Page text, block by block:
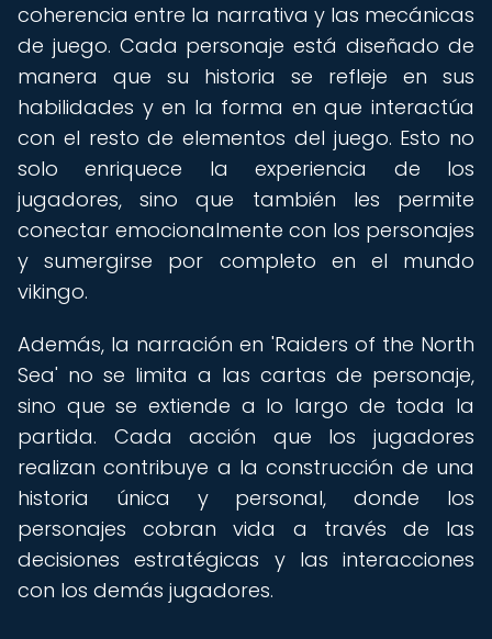
coherencia entre la narrativa y las mecánicas
de juego. Cada personaje está diseñado de
manera que su historia se refleje en sus
habilidades y en la forma en que interactúa
con el resto de elementos del juego. Esto no
solo enriquece la experiencia de los
jugadores, sino que también les permite
conectar emocionalmente con los personajes
y sumergirse por completo en el mundo
vikingo.
Además, la narración en 'Raiders of the North
Sea' no se limita a las cartas de personaje,
sino que se extiende a lo largo de toda la
partida. Cada acción que los jugadores
realizan contribuye a la construcción de una
historia única y personal, donde los
personajes cobran vida a través de las
decisiones estratégicas y las interacciones
con los demás jugadores.